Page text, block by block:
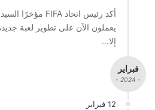
يعملون الآن على تطوير لعبة
إلا…
فبراير
- 2024 -
12 فبراير